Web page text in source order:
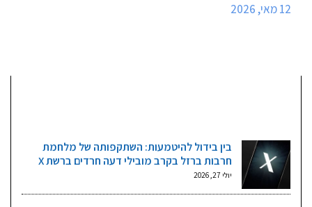
12 מאי, 2026
בין בידול להיטמעות: השתקפותה של מלחמת
חרבות ברזל בקרב מובילי דעה חרדים ברשת X
יולי 27, 2026